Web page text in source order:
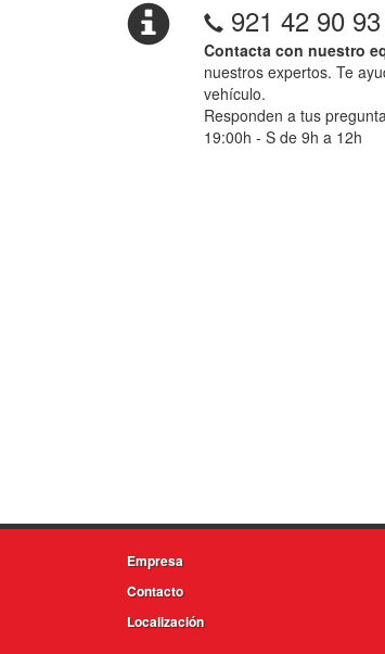
921 42 90 93
Contacta con nuestro
nuestros expertos. Te
vehículo.
Responden a tus
19:00h - S de 9h a 12h
Empresa
Contacto
Localización